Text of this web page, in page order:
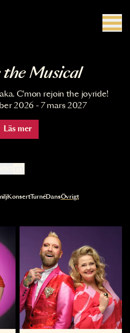
the Musical
C'mon rejoin the joyride!
2026 - 7 mars 2027
Läs mer
automatiskt
KonsertTurnéDansÖvrigt